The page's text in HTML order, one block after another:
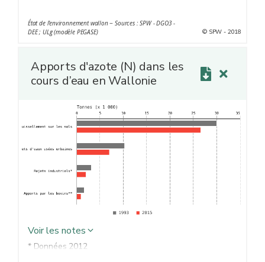
diminution du cheptel bovin de 8 % par rapport à 2010
État de l'environnement wallon − Sources : SPW - DGO3 -
DEE ; ULg (modèle PEGASE)
© SPW - 2018
Apports d'azote (N) dans les
cours d’eau en Wallonie
Voir les notes
* Données 2012